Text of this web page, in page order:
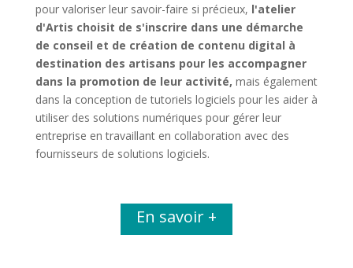
pour valoriser leur savoir-faire si précieux, l'atelier
d'Artis choisit de s'inscrire dans une démarche
de conseil et de création de contenu digital à
destination des artisans pour les accompagner
dans la promotion de leur activité, mais également
dans la conception de tutoriels logiciels pour les aider à
utiliser des solutions numériques pour gérer leur
entreprise en travaillant en collaboration avec des
fournisseurs de solutions logiciels.
En savoir +